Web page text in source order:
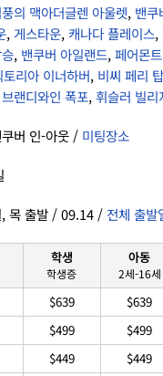
의 맥아더글렌 아울렛, 밴쿠
, 게스타운, 캐나다 플레이스,
, 밴쿠버 아일랜드, 페어몬
토리아 이너하버, 비씨 페리
브랜디와인 폭포, 휘슬러 빌리
버 인-아웃 / 미팅장소
, 목 출발 / 09.14 / 전체 출발
학생
학생증
$639
$499
$449
아동
2세-16세
$639
$499
$449